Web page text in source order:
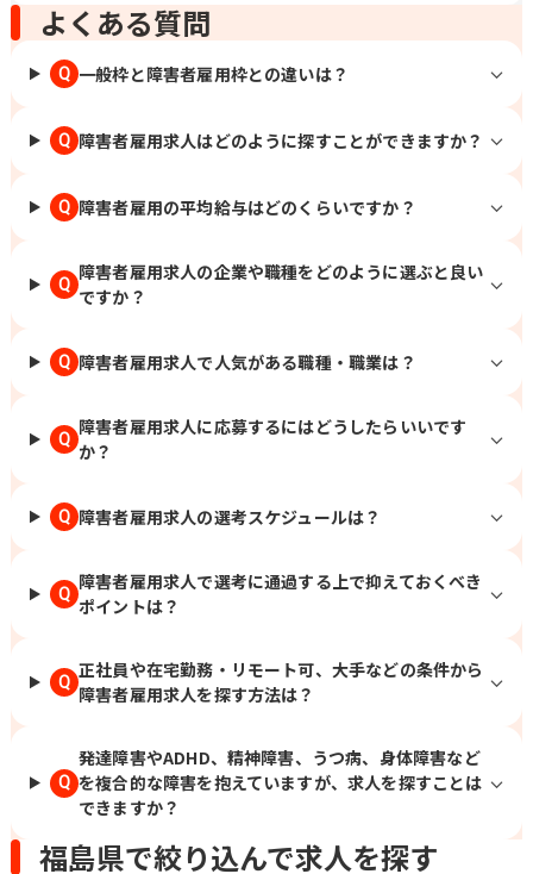
よくある質問
Q 一般枠と障害者雇用枠との違いは？
Q 障害者雇用求人はどのように探すことができますか？
Q 障害者雇用の平均給与はどのくらいですか？
Q
障害者雇用求人の企業や職種をどのように選ぶと良い
ですか？
Q 障害者雇用求人で人気がある職種・職業は？
Q
障害者雇用求人に応募するにはどうしたらいいです
か？
Q 障害者雇用求人の選考スケジュールは？
Q
障害者雇用求人で選考に通過する上で抑えておくべき
ポイントは？
Q
正社員や在宅勤務・リモート可、大手などの条件から
障害者雇用求人を探す方法は？
Q
発達障害やADHD、精神障害、うつ病、身体障害など
を複合的な障害を抱えていますが、求人を探すことは
できますか？
福島県で絞り込んで求人を探す